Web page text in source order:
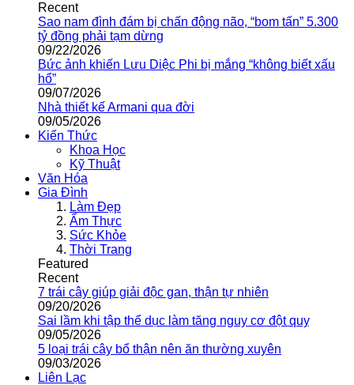
Recent
Sao nam đình đám bị chấn động não, “bom tấn” 5.300
tỷ đồng phải tạm dừng
09/22/2026
Bức ảnh khiến Lưu Diệc Phi bị mắng “không biết xấu
hổ”
09/07/2026
Nhà thiết kế Armani qua đời
09/05/2026
Kiến Thức
Khoa Học
Kỹ Thuật
Văn Hóa
Gia Đình
Làm Đẹp
Ẩm Thực
Sức Khỏe
Thời Trang
Featured
Recent
7 trái cây giúp giải độc gan, thận tự nhiên
09/20/2026
Sai lầm khi tập thể dục làm tăng nguy cơ đột quỵ
09/05/2026
5 loại trái cây bổ thận nên ăn thường xuyên
09/03/2026
Liên Lạc